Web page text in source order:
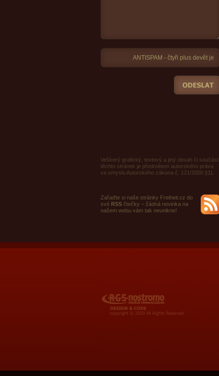
Veškerý grafický, textový a jiný obsah či součást
těchto stránek je předmětem autorského práva
ve smyslu Autorského zákona č. 121/2000 §11.
Zařaďte si naše stránky Freiheit.cz do
své RSS čtečky – žádná novinka na
našem webu vám tak neunikne!
RGS Nostromo